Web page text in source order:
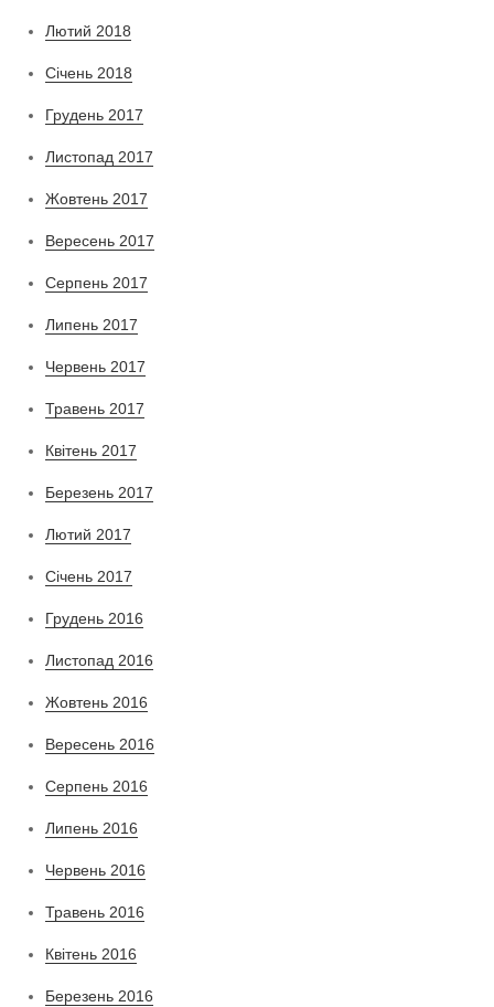
Лютий 2018
Січень 2018
Грудень 2017
Листопад 2017
Жовтень 2017
Вересень 2017
Серпень 2017
Липень 2017
Червень 2017
Травень 2017
Квітень 2017
Березень 2017
Лютий 2017
Січень 2017
Грудень 2016
Листопад 2016
Жовтень 2016
Вересень 2016
Серпень 2016
Липень 2016
Червень 2016
Травень 2016
Квітень 2016
Березень 2016